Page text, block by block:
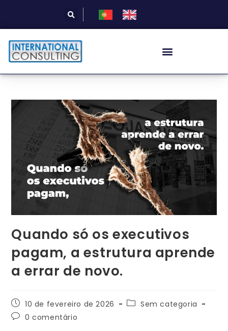
Quando só os executivos
pagam, a estrutura aprende
a errar de novo.
10 de fevereiro de 2026
Sem categoria
0 comentário